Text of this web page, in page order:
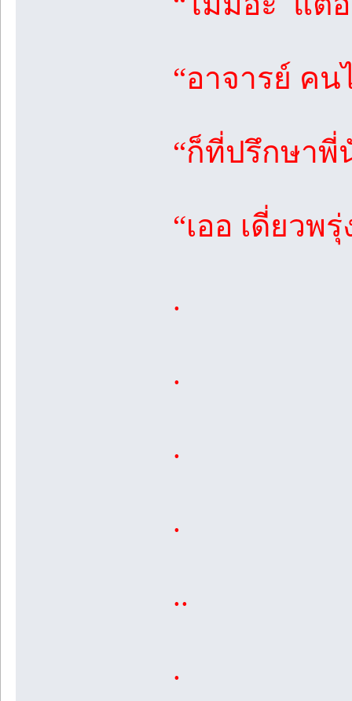
“อาจารย์ คน
“ก็ที่ปรึกษาพี่
“เออ เดี่ยวพ
.
.
.
.
..
.